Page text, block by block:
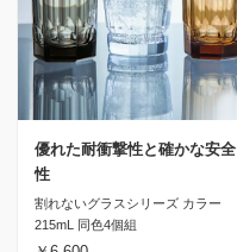
優れた耐衝撃性と確かな安全
性
割れないグラスシリーズ カラー
215mL 同色4個組